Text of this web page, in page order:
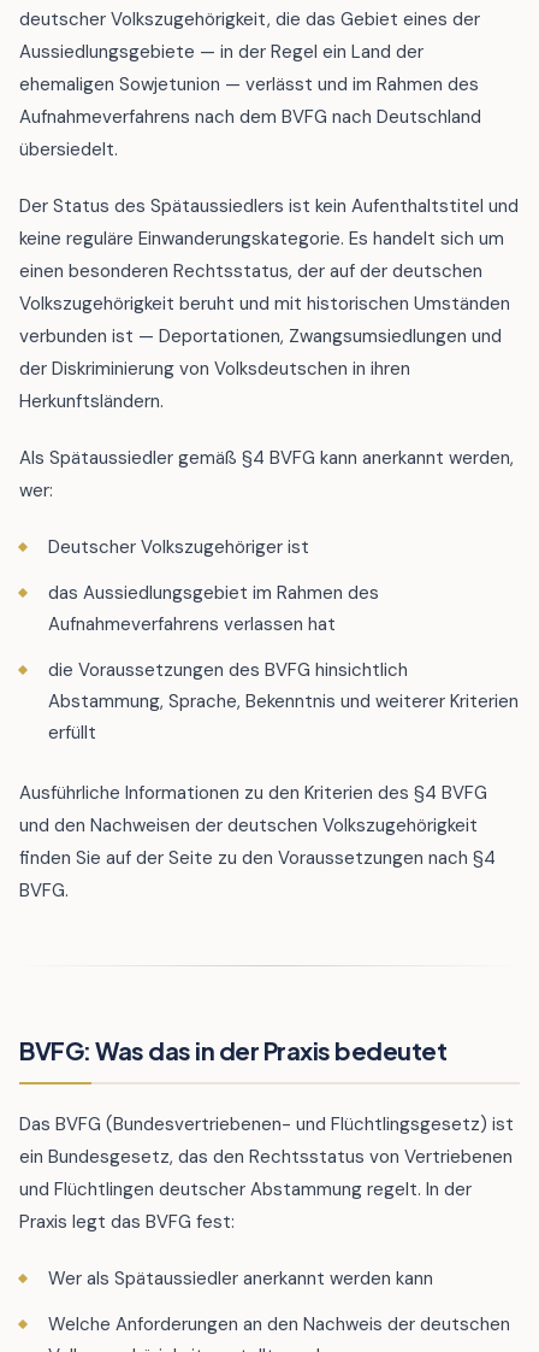
deutscher Volkszugehörigkeit, die das Gebiet eines der
Aussiedlungsgebiete — in der Regel ein Land der
ehemaligen Sowjetunion — verlässt und im Rahmen des
Aufnahmeverfahrens nach dem BVFG nach Deutschland
übersiedelt.
Der Status des Spätaussiedlers ist kein Aufenthaltstitel und
keine reguläre Einwanderungskategorie. Es handelt sich um
einen besonderen Rechtsstatus, der auf der deutschen
Volkszugehörigkeit beruht und mit historischen Umständen
verbunden ist — Deportationen, Zwangsumsiedlungen und
der Diskriminierung von Volksdeutschen in ihren
Herkunftsländern.
Als Spätaussiedler gemäß §4 BVFG kann anerkannt werden,
wer:
Deutscher Volkszugehöriger ist
das Aussiedlungsgebiet im Rahmen des
Aufnahmeverfahrens verlassen hat
die Voraussetzungen des BVFG hinsichtlich
Abstammung, Sprache, Bekenntnis und weiterer Kriterien
erfüllt
Ausführliche Informationen zu den Kriterien des §4 BVFG
und den Nachweisen der deutschen Volkszugehörigkeit
finden Sie auf der Seite zu den Voraussetzungen nach §4
BVFG.
BVFG: Was das in der Praxis bedeutet
Das BVFG (Bundesvertriebenen- und Flüchtlingsgesetz) ist
ein Bundesgesetz, das den Rechtsstatus von Vertriebenen
und Flüchtlingen deutscher Abstammung regelt. In der
Praxis legt das BVFG fest:
Wer als Spätaussiedler anerkannt werden kann
Welche Anforderungen an den Nachweis der deutschen